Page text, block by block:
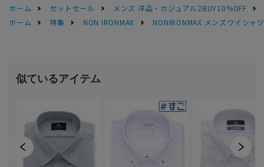
ホーム
セットセール
メンズ 洋品・カジュアル2BUY10%OFF
ホーム
特集 NON IRONMAX NONIRONMAX メンズワイシャ